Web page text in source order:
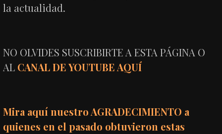
la actualidad.
NO OLVIDES SUSCRIBIRTE A ESTA PÁGINA O
AL CANAL DE YOUTUBE AQUÍ
Mira aquí nuestro AGRADECIMIENTO a
quienes en el pasado obtuvieron estas